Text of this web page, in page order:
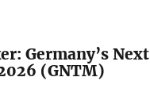
Germany’s Next
(GNTM)